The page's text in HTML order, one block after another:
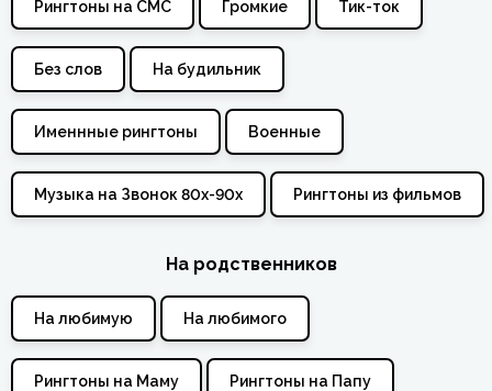
Рингтоны на СМС Громкие Тик-ток
Без слов На будильник
Именнные рингтоны Военные
Музыка на Звонок 80х-90х Рингтоны из фильмов
На родственников
На любимую На любимого
Рингтоны на Маму Рингтоны на Папу